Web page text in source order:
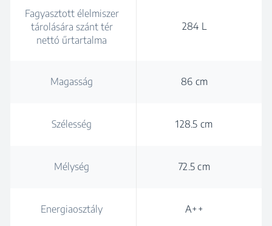
Fagyasztott élelmiszer
tárolására szánt tér
nettó űrtartalma
284 L
Magasság 86 cm
Szélesség 128.5 cm
Mélység 72.5 cm
Energiaosztály A++